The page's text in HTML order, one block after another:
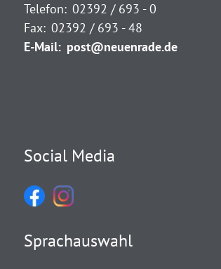
Telefon: 02392 / 693 - 0
Fax: 02392 / 693 - 48
E-Mail: post@neuenrade.de
Social Media
Sprachauswahl